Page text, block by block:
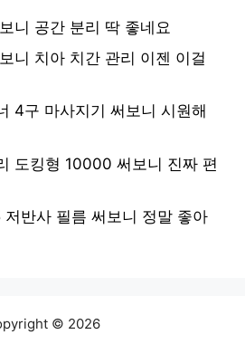
니 공간 분리 딱 좋네요
니 치아 치간 관리 이젠 이걸
4구 마사지기 써보니 시원해
도킹형 10000 써보니 진짜 편
반사 필름 써보니 정말 좋아
© 2026